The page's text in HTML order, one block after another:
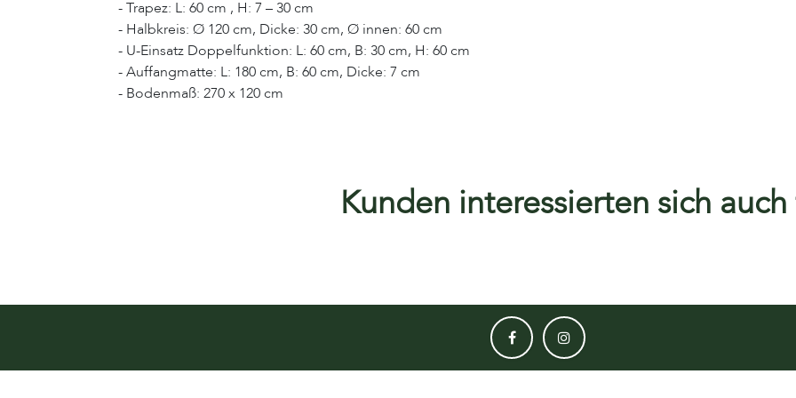
- Trapez: L: 60 cm , H: 7 – 30 cm
- Halbkreis: Ø 120 cm, Dicke: 30 cm, Ø innen: 60 cm
- U-Einsatz Doppelfunktion: L: 60 cm, B: 30 cm, H: 60 cm
- Auffangmatte: L: 180 cm, B: 60 cm, Dicke: 7 cm
- Bodenmaß: 270 x 120 cm
Kunden interessierten sich auch